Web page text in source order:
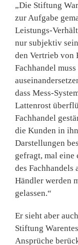
„Die Stiftung
zur Aufgabe
Leistungs-
nur subjektiv
den Vertrieb von
Fachhandel
dass Mess-
Lattenrost
Fachhandel
die Kunden in
Darstellungen
gefragt, mal eine
des Fachhandels
Händler werden
gelassen.“
Er sieht aber
Stiftung
Ansprüche